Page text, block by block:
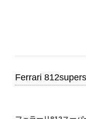
Ferrari